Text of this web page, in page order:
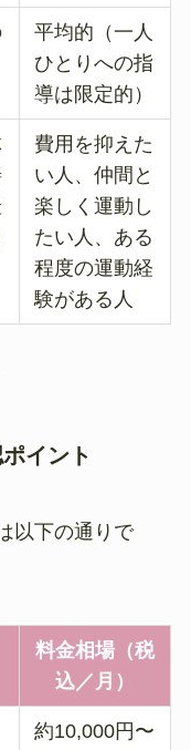
平均的（一人
ひとりへの指
導は限定的）
費用を抑えた
い人、仲間と
楽しく運動し
たい人、ある
程度の運動経
験がある人
イント
以下の通りで
料金相場（税
込／月）
約10,000円〜